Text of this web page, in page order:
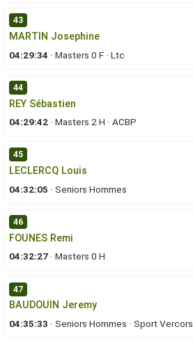
43
MARTIN Josephine
04:29:34 ·Masters 0 F ·Ltc
44
REY Sébastien
04:29:42 ·Masters 2 H ·ACBP
45
LECLERCQ Louis
04:32:05 ·Seniors Hommes
46
FOUNES Remi
04:32:27 ·Masters 0 H
47
BAUDOUIN Jeremy
04:35:33 ·Seniors Hommes ·Sport Vercors